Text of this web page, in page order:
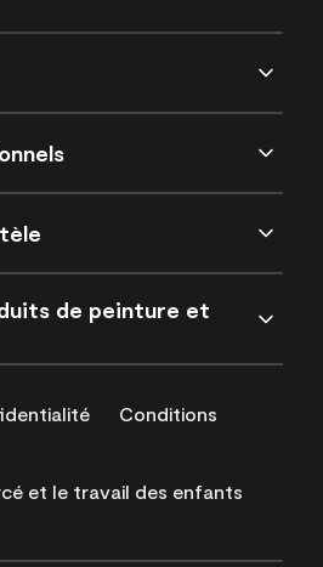
de peinture et
Conditions
et le travail des enfants